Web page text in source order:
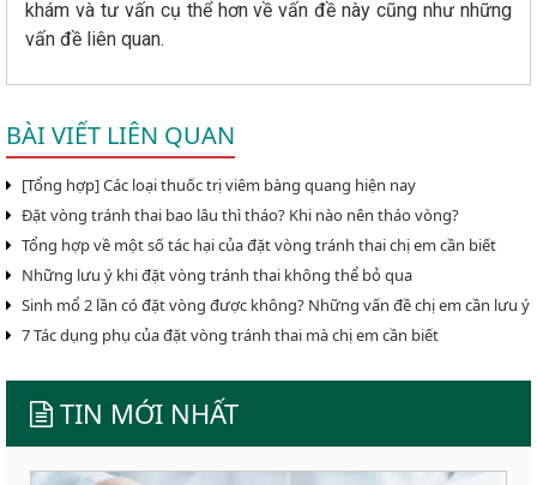
khám và tư vấn cụ thể hơn về vấn đề này cũng như những
vấn đề liên quan.
BÀI VIẾT LIÊN QUAN
[Tổng hợp] Các loại thuốc trị viêm bàng quang hiện nay
Đặt vòng tránh thai bao lâu thì tháo? Khi nào nên tháo vòng?
Tổng hợp về một số tác hại của đặt vòng tránh thai chị em cần biết
Những lưu ý khi đặt vòng tránh thai không thể bỏ qua
Sinh mổ 2 lần có đặt vòng được không? Những vấn đề chị em cần lưu ý
7 Tác dụng phụ của đặt vòng tránh thai mà chị em cần biết
TIN MỚI NHẤT